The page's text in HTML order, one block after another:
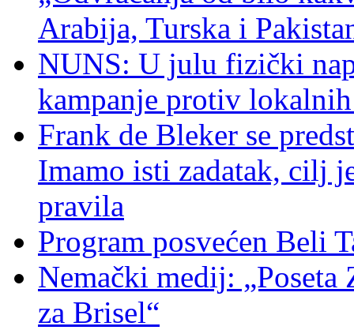
Arabija, Turska i
NUNS: U julu fizički
kampanje protiv
Frank de Bleker se
Imamo isti zadatak, cilj
pravila
Program posvećen Beli
Nemački medij: „Poseta
za Brisel“